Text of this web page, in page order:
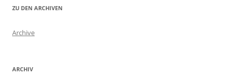
ZU DEN ARCHIVEN
Archive
ARCHIV